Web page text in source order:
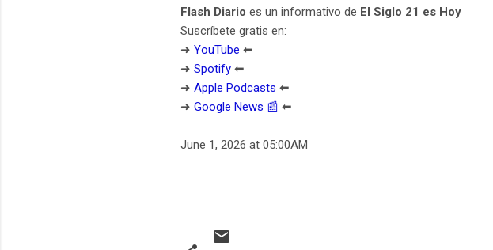
Flash Diario es un informativo de El Siglo 21 es Hoy
Suscríbete gratis en:
➜ YouTube ⬅︎
➜ Spotify ⬅︎
➜ Apple Podcasts ⬅︎
➜ Google News 📰 ⬅︎
June 1, 2026 at 05:00AM